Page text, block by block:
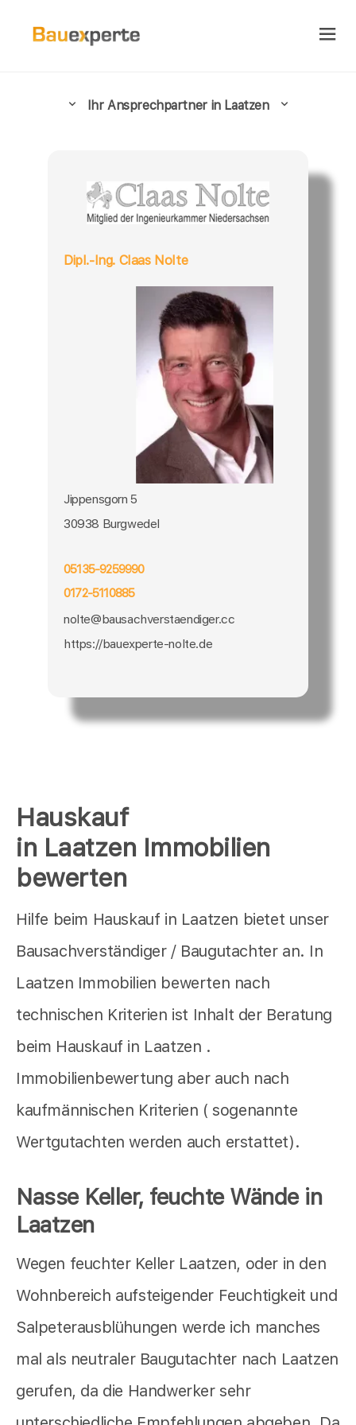
Hauskauf
in Laatzen Immobilien
bewerten
Hilfe beim Hauskauf in Laatzen bietet unser
Bausachverständiger / Baugutachter an. In
Laatzen Immobilien bewerten nach
technischen Kriterien ist Inhalt der Beratung
beim Hauskauf in Laatzen .
Immobilienbewertung aber auch nach
kaufmännischen Kriterien ( sogenannte
Wertgutachten werden auch erstattet).
Nasse Keller, feuchte Wände in
Laatzen
Wegen feuchter Keller Laatzen, oder in den
Wohnbereich aufsteigender Feuchtigkeit und
Salpeterausblühungen werde ich manches
mal als neutraler Baugutachter nach Laatzen
gerufen, da die Handwerker sehr
Ihr Ansprechpartner in Laatzen
Dipl.-Ing. Claas Nolte
Jippensgorn 5
30938 Burgwedel
05135-9259990
0172-5110885
nolte@bausachverstaendiger.cc
https://bauexperte-nolte.de